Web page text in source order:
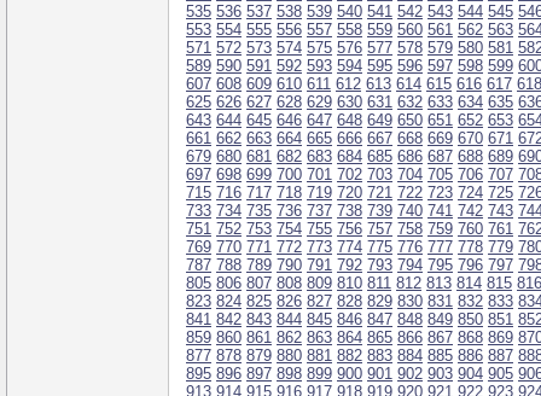
535 536 537 538 539 540 541 542 543 544 545
553 554 555 556 557 558 559 560 561 562 563
571 572 573 574 575 576 577 578 579 580 581
589 590 591 592 593 594 595 596 597 598 599
607 608 609 610 611 612 613 614 615 616 617 618
625 626 627 628 629 630 631 632 633 634 635
643 644 645 646 647 648 649 650 651 652 653
661 662 663 664 665 666 667 668 669 670 671
679 680 681 682 683 684 685 686 687 688 689
697 698 699 700 701 702 703 704 705 706 707
715 716 717 718 719 720 721 722 723 724 725
733 734 735 736 737 738 739 740 741 742 743
751 752 753 754 755 756 757 758 759 760 761
769 770 771 772 773 774 775 776 777 778 779
787 788 789 790 791 792 793 794 795 796 797
805 806 807 808 809 810 811 812 813 814 815 816
823 824 825 826 827 828 829 830 831 832 833
841 842 843 844 845 846 847 848 849 850 851
859 860 861 862 863 864 865 866 867 868 869
877 878 879 880 881 882 883 884 885 886 887
895 896 897 898 899 900 901 902 903 904 905
913 914 915 916 917 918 919 920 921 922 923